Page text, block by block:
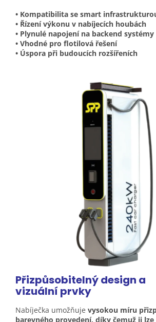
• Kompatibilita se smart
• Řízení výkonu v nabíjecích houbách
• Plynulé napojení na backend systémy
• Vhodné pro flotilová řešení
• Úspora při budoucích rozšířeních
Přizpůsobitelný design a
vizuální prvky
Nabíječka umožňuje vysokou míru
barevného provedení, díky čemuž ji